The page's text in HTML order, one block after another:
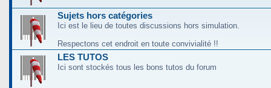
Sujets hors catégories
Ici est le lieu de toutes discussions hors simulation.
Respectons cet endroit en toute convivialité !!
LES TUTOS
Ici sont stockés tous les bons tutos du forum